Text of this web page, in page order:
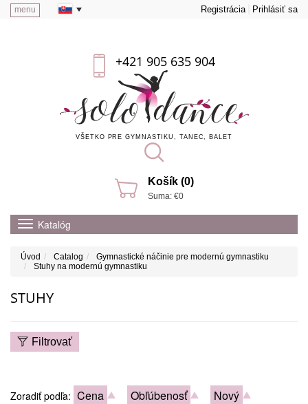
menu Registrácia Prihlásiť sa
+421 905 635 904
VŠETKO PRE GYMNASTIKU, TANEC, BALET
Košík (0)
Suma: €0
Katalóg
Úvod Catalog
Gymnastické náčinie pre modernú gymnastiku
Stuhy na modernú gymnastiku
STUHY
Filtrovať
Zoradiť podľa: Cena Obľúbenosť Nový